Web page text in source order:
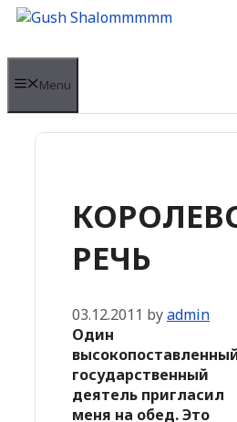
Skip
content
Menu
РЕЧЬ
03.12.2011 byadmin
Один
государственный
деятель пригласил
меня на обед. Это